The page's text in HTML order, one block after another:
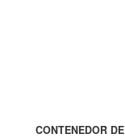
CONTENEDOR